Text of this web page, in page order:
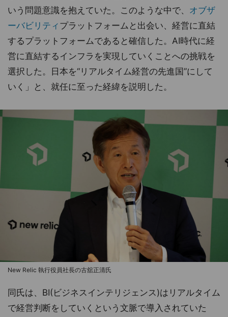
いう問題意識を抱えていた。このような中で、 オブザ
ーバビリティ プラットフォームと出会い、経営に直結
するプラットフォームであると確信した。AI時代に経
営に直結するインフラを実現していくことへの挑戦を
選択した。日本を“リアルタイム経営の先進国”にして
いく」と、就任に至った経緯を説明した。
New Relic 執行役員社長の古舘正清氏
同氏は、BI(ビジネスインテリジェンス)はリアルタイム
で経営判断をしていくという文脈で導入されていた